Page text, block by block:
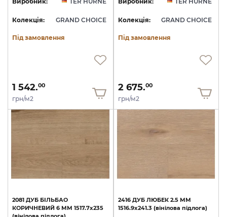
Колекція: GRAND CHOICE
Під замовлення
1 542.00
грн/м2
Колекція: GRAND CHOICE
Під замовлення
2 675.00
грн/м2
2081 ДУБ БІЛЬБАО
КОРИЧНЕВИЙ 6 ММ 1517.7х235
2416 ДУБ ЛЮБЕК 2.5 ММ
1516.9х241.3 (вінілова підлога)